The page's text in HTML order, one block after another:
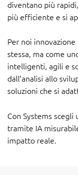
diventano più
più efficiente e si
Per noi
stessa, ma come
intelligenti, agili e
dall’analisi allo
soluzioni che si
Con Systems
tramite IA
impatto reale.